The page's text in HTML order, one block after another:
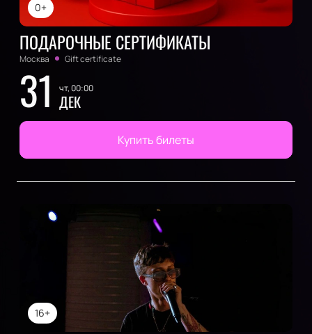
0+
ПОДАРОЧНЫЕ СЕРТИФИКАТЫ
Москва Gift certificate
31 чт, 00:00
ДЕК
Купить билеты
16+